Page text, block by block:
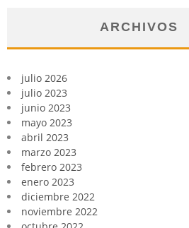
ARCHIVOS
julio 2026
julio 2023
junio 2023
mayo 2023
abril 2023
marzo 2023
febrero 2023
enero 2023
diciembre 2022
noviembre 2022